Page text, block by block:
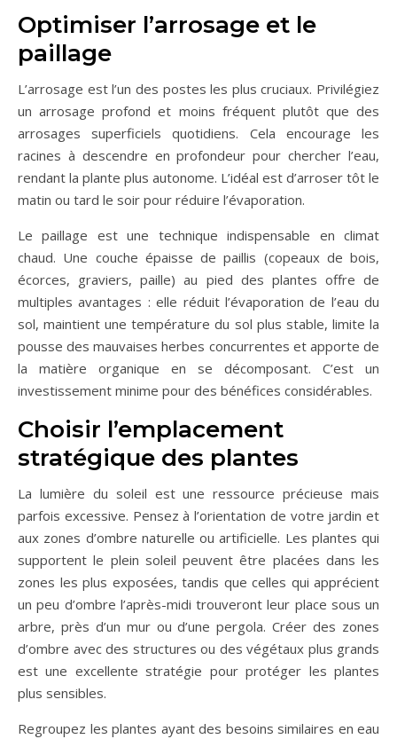
Optimiser l’arrosage et le
paillage
L’arrosage est l’un des postes les plus cruciaux. Privilégiez
un arrosage profond et moins fréquent plutôt que des
arrosages superficiels quotidiens. Cela encourage les
racines à descendre en profondeur pour chercher l’eau,
rendant la plante plus autonome. L’idéal est d’arroser tôt le
matin ou tard le soir pour réduire l’évaporation.
Le paillage est une technique indispensable en climat
chaud. Une couche épaisse de paillis (copeaux de bois,
écorces, graviers, paille) au pied des plantes offre de
multiples avantages : elle réduit l’évaporation de l’eau du
sol, maintient une température du sol plus stable, limite la
pousse des mauvaises herbes concurrentes et apporte de
la matière organique en se décomposant. C’est un
investissement minime pour des bénéfices considérables.
Choisir l’emplacement
stratégique des plantes
La lumière du soleil est une ressource précieuse mais
parfois excessive. Pensez à l’orientation de votre jardin et
aux zones d’ombre naturelle ou artificielle. Les plantes qui
supportent le plein soleil peuvent être placées dans les
zones les plus exposées, tandis que celles qui apprécient
un peu d’ombre l’après-midi trouveront leur place sous un
arbre, près d’un mur ou d’une pergola. Créer des zones
d’ombre avec des structures ou des végétaux plus grands
est une excellente stratégie pour protéger les plantes
plus sensibles.
Regroupez les plantes ayant des besoins similaires en eau